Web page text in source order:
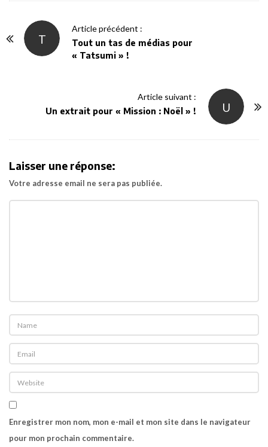
T
Article précédent :
Tout un tas de médias pour
« Tatsumi » !
U
Article suivant :
Un extrait pour « Mission : Noël » !
Laisser une réponse:
Votre adresse email ne sera pas publiée.
Enregistrer mon nom, mon e-mail et mon site dans le navigateur
pour mon prochain commentaire.